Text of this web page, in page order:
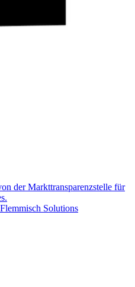
der Markttransparenzstelle für
Solutions